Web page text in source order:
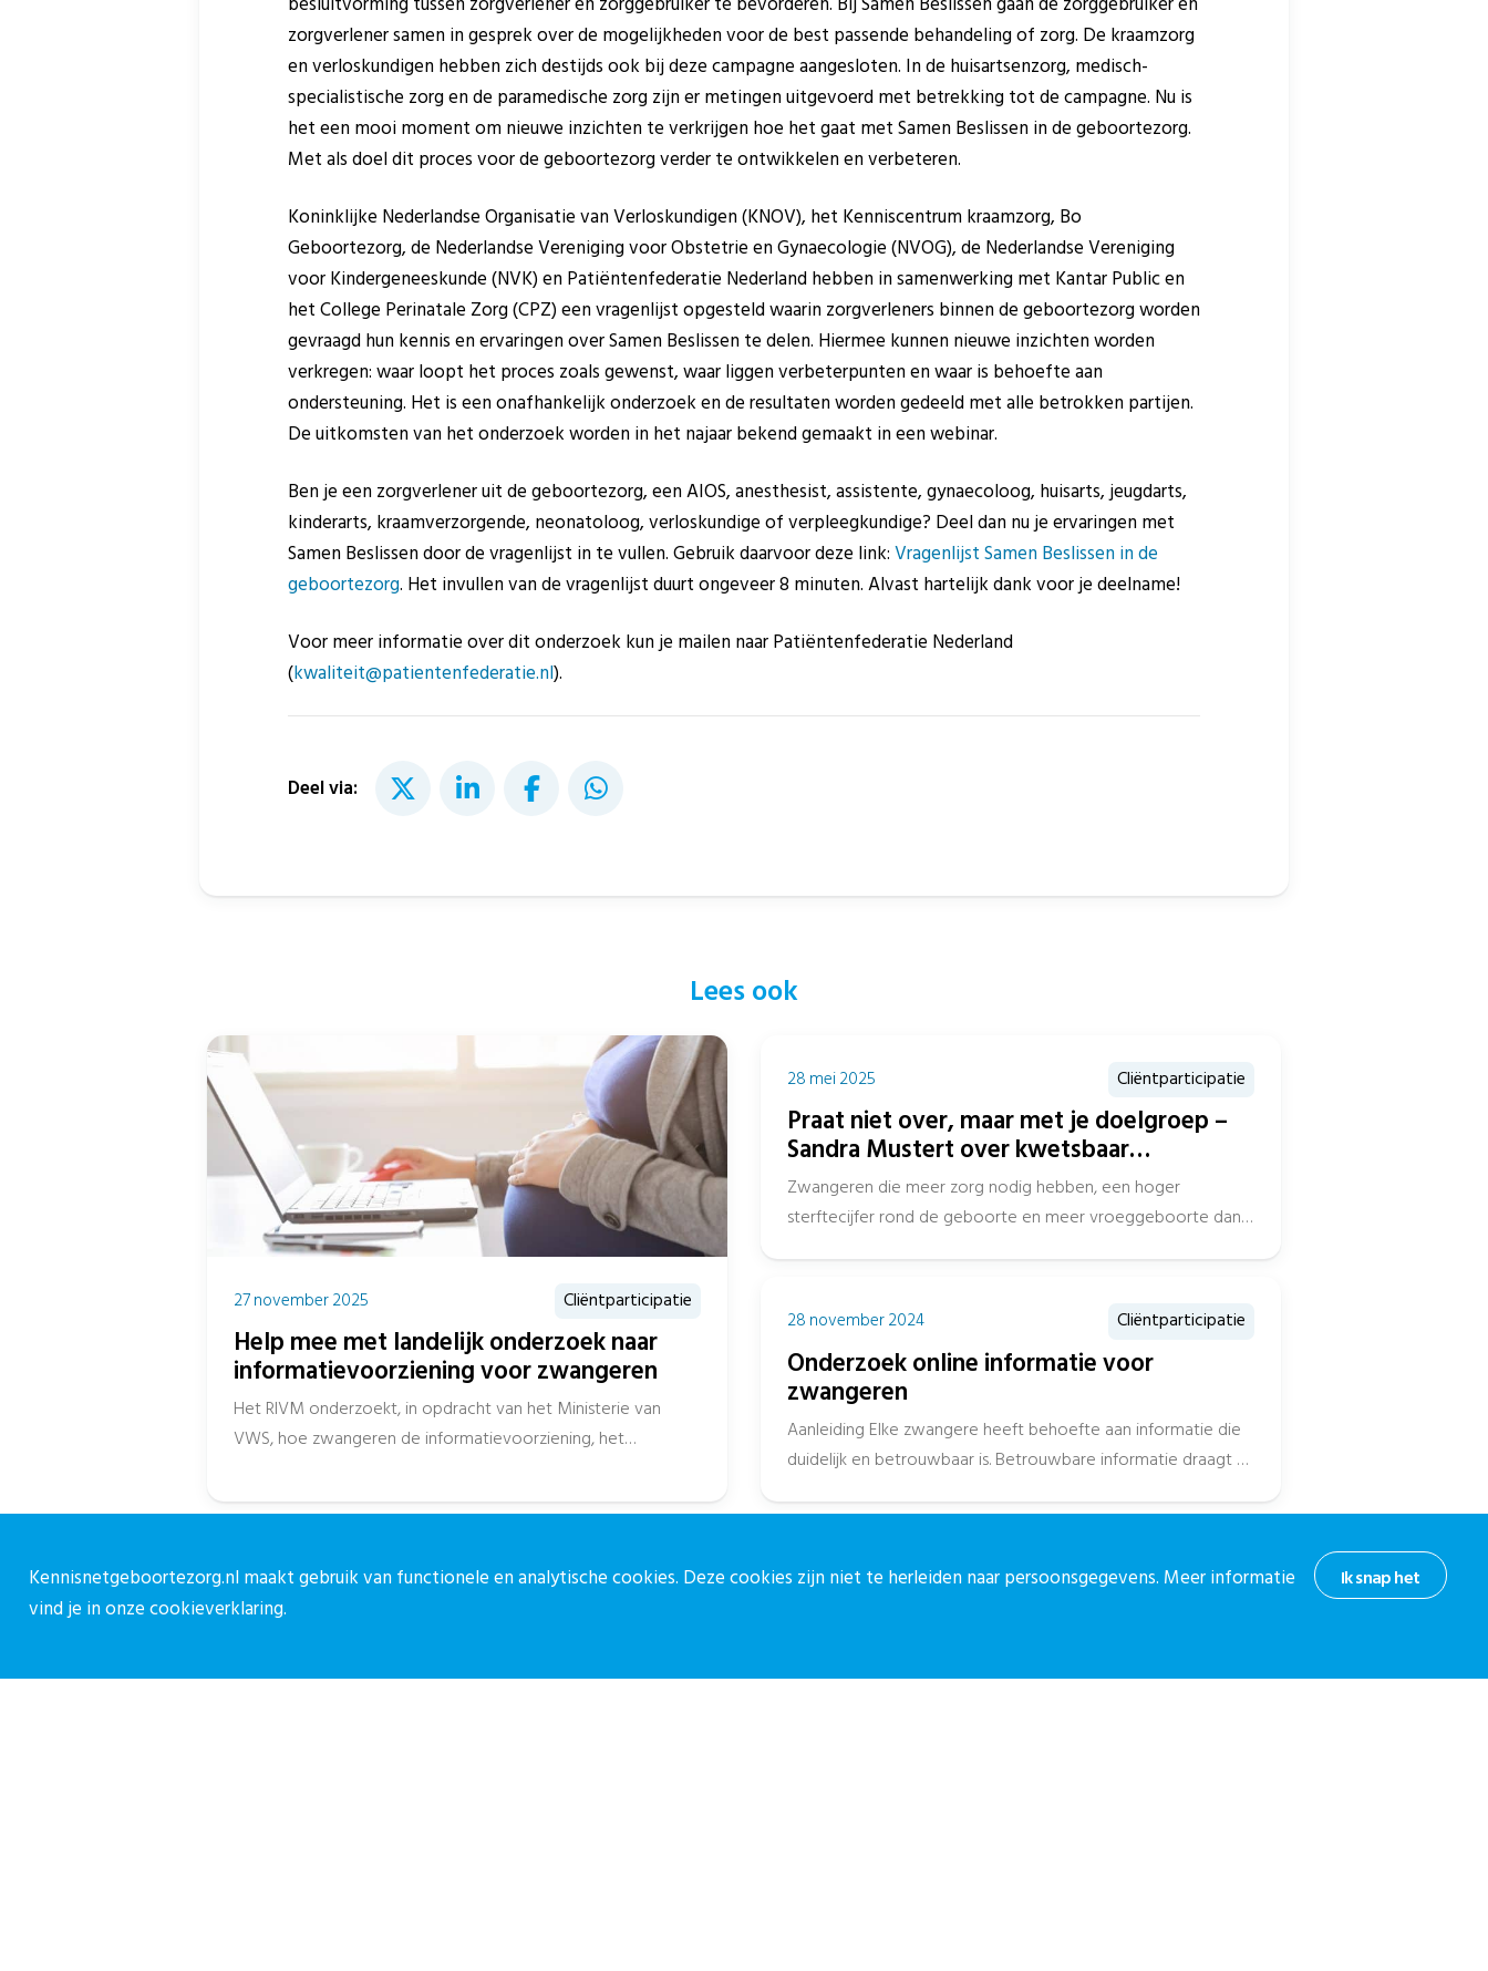
zorgverlener samen in gesprek over de mogelijkheden voor de best passende behandeling of zorg. De kraamzorg
en verloskundigen hebben zich destijds ook bij deze campagne aangesloten. In de huisartsenzorg, medisch-
specialistische zorg en de paramedische zorg zijn er metingen uitgevoerd met betrekking tot de campagne. Nu is
het een mooi moment om nieuwe inzichten te verkrijgen hoe het gaat met Samen Beslissen in de geboortezorg.
Met als doel dit proces voor de geboortezorg verder te ontwikkelen en verbeteren.
Koninklijke Nederlandse Organisatie van Verloskundigen (KNOV), het Kenniscentrum kraamzorg, Bo
Geboortezorg, de Nederlandse Vereniging voor Obstetrie en Gynaecologie (NVOG), de Nederlandse Vereniging
voor Kindergeneeskunde (NVK) en Patiëntenfederatie Nederland hebben in samenwerking met Kantar Public en
het College Perinatale Zorg (CPZ) een vragenlijst opgesteld waarin zorgverleners binnen de geboortezorg worden
gevraagd hun kennis en ervaringen over Samen Beslissen te delen. Hiermee kunnen nieuwe inzichten worden
verkregen: waar loopt het proces zoals gewenst, waar liggen verbeterpunten en waar is behoefte aan
ondersteuning. Het is een onafhankelijk onderzoek en de resultaten worden gedeeld met alle betrokken partijen.
De uitkomsten van het onderzoek worden in het najaar bekend gemaakt in een webinar.
Ben je een zorgverlener uit de geboortezorg, een AIOS, anesthesist, assistente, gynaecoloog, huisarts, jeugdarts,
kinderarts, kraamverzorgende, neonatoloog, verloskundige of verpleegkundige? Deel dan nu je ervaringen met
Samen Beslissen door de vragenlijst in te vullen. Gebruik daarvoor deze link:Vragenlijst Samen Beslissen in de
geboortezorg. Het invullen van de vragenlijst duurt ongeveer 8 minuten. Alvast hartelijk dank voor je deelname!
Voor meer informatie over dit onderzoek kun je mailen naar Patiëntenfederatie Nederland
(kwaliteit@patientenfederatie.nl).
Deel via:
Lees ook
27 november 2025 Cliëntparticipatie
Help mee met landelijk onderzoek naar
informatievoorziening voor zwangeren
Het RIVM onderzoekt, in opdracht van het Ministerie van
VWS, hoe zwangeren de informatievoorziening, het
28 mei 2025 Cliëntparticipatie
Praat niet over, maar met je doelgroep –
Sandra Mustert over kwetsbaar
ouderschap
Zwangeren die meer zorg nodig hebben, een hoger
sterftecijfer rond de geboorte en meer vroeggeboorte dan
28 november 2024 Cliëntparticipatie
Onderzoek online informatie voor
zwangeren
Aanleiding Elke zwangere heeft behoefte aan informatie die
duidelijk en betrouwbaar is. Betrouwbare informatie draagt bij
Over ons
Contactpagina
Meld je aan voor onze nieuwsbrief.
Ik snap het
Kennisnetgeboortezorg.nl maakt gebruik van functionele en analytische cookies. Deze cookies zijn niet te herleiden naar persoonsgegevens. Meer informatie
vind je in onzecookieverklaring.